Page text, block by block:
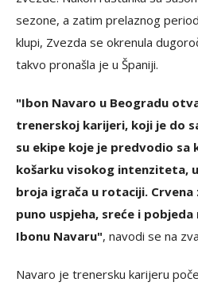
sezone, a zatim prelaznog
klupi, Zvezda se okrenula
takvo pronašla je u Španiji.
"Ibon Navaro u Beogradu
trenerskoj karijeri, koji je do
su ekipe koje je predvodio sa
košarku visokog intenziteta,
broja igrača u rotaciji.
puno uspjeha, sreće i
Ibonu Navaru", navodi se na
Navaro je trenersku karijeru